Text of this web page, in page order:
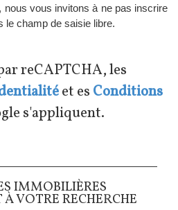
nous vous invitons à ne pas inscrire
le champ de saisie libre.
reCAPTCHA, les
et es Conditions
s'appliquent.
VOTRE RECHERCHE